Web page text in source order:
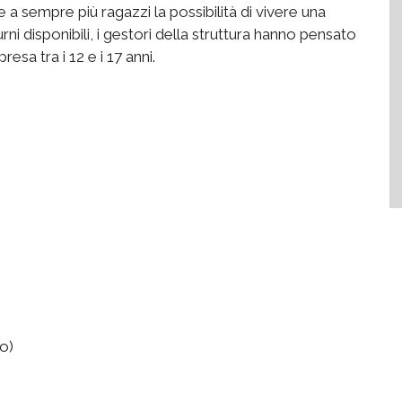
sempre più ragazzi la possibilità di vivere una
disponibili, i gestori della struttura hanno pensato
tra i 12 e i 17 anni.